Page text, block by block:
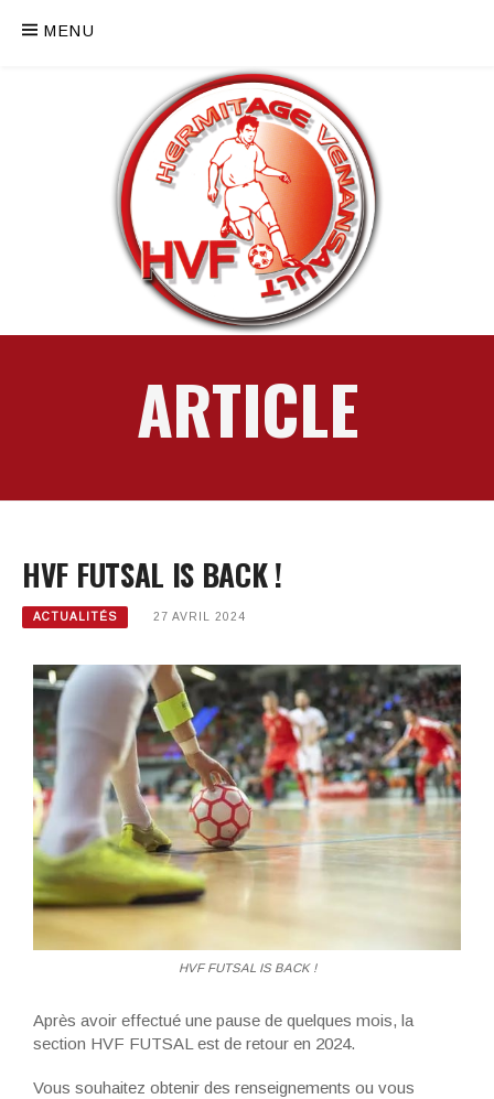
MENU
ARTICLE
HVF FUTSAL IS BACK !
ACTUALITÉS 27 AVRIL 2024
HVF FUTSAL IS BACK !
Après avoir effectué une pause de quelques mois, la
section HVF FUTSAL est de retour en 2024.
Vous souhaitez obtenir des renseignements ou vous